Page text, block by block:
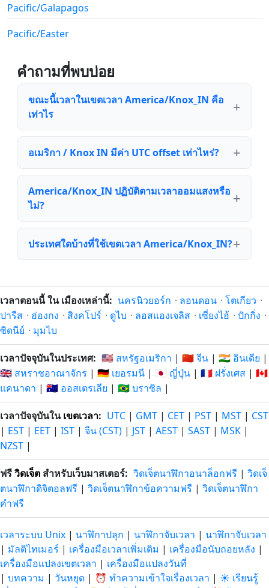
Pacific/Galapagos
Pacific/Easter
คำถามที่พบบ่อย
ขณะนี้เวลาในเขตเวลา America/Knox_IN คือ
เท่าไร
อเมริกา / Knox IN มีค่า UTC offset เท่าไหร่?
America/Knox_IN ปฏิบัติตามเวลาออมแสงหรือ
ไม่?
ประเทศใดบ้างที่ใช้เขตเวลา America/Knox_IN?
เวลาตอนนี้ ใน เมืองเหล่านี้: นครนิวยอร์ก · ลอนดอน · โตเกียว ·
ปารีส · ฮ่องกง · สิงคโปร์ · ดูไบ · ลอสแองเจลิส · เซี่ยงไฮ้ · ปักกิ่ง ·
ซิดนีย์ · มุมไบ
เวลาปัจจุบันในประเทศ: 🇺🇸 สหรัฐอเมริกา | 🇨🇳 จีน | 🇮🇳 อินเดีย |
🇬🇧 สหราชอาณาจักร | 🇩🇪 เยอรมนี | 🇯🇵 ญี่ปุ่น | 🇫🇷 ฝรั่งเศส | 🇨🇦
แคนาดา | 🇦🇺 ออสเตรเลีย | 🇧🇷 บราซิล |
เวลาปัจจุบันในเขตเวลา: UTC | GMT | CET | PST | MST | CST
| EST | EET | IST | จีน (CST) | JST | AEST | SAST | MSK |
NZST |
ฟรีวิดเจ็ต สำหรับเว็บมาสเตอร์: วิดเจ็ตนาฬิกาอนาล็อกฟรี | วิดเจ็
ตนาฬิกาดิจิตอลฟรี | วิดเจ็ตนาฬิกาข้อความฟรี | วิดเจ็ตนาฬิกา
คำฟรี
เวลาระบบ Unix | นาฬิกาปลุก | นาฬิกาจับเวลา | นาฬิกาจับเวลา
| มัลติไทเมอร์ | เครื่องมือเวลาเพิ่มเติม | เครื่องมือนับถอยหลัง |
เครื่องมือแปลงเขตเวลา | เครื่องมือแปลงวันที่
| บทความ | วันหยุด | ⏰ ทำความเข้าใจเรื่องเวลา | ☀️ เรียนรู้